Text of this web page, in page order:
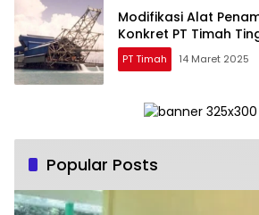
Modifikasi Alat
Konkret PT Timah
PT Timah 14 Maret 2025
Popular Posts